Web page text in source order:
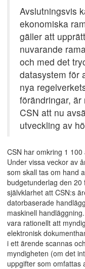
Avslutningsvis
ekonomiska
gäller att
nuvarande
och med det
datasystem för
nya
förändringar,
CSN att nu
utveckling av
CSN har omkring 1
Under vissa veckor av
som skall tas om hand
budgetunderlag den
självklarhet att CSN:s
datorbaserade
maskinell
vara rationellt att
elektronisk
i ett ärende scannas
myndigheten (om det
uppgifter som omfattas